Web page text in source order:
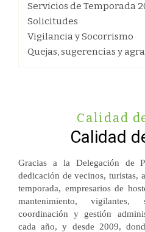
Servicios de Temporada
Solicitudes
Vigilancia y Socorrismo
Quejas, sugerencias y
Calidad
Calidad
Gracias a la Delegación de
dedicación de vecinos, turistas,
temporada, empresarios de
mantenimiento, vigilantes,
coordinación y gestión
cada año, y desde 2009,